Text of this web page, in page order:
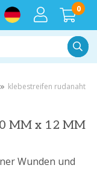
0
klebestreifen rudanaht
MM x 12 MM
Wunden und